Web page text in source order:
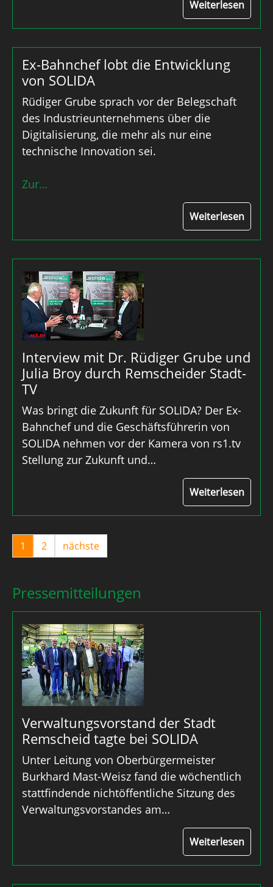
Weiterlesen
Ex-Bahnchef lobt die Entwicklung
von SOLIDA
Rüdiger Grube sprach vor der Belegschaft
des Industrieunternehmens über die
Digitalisierung, die mehr als nur eine
technische Innovation sei.
Zur…
Weiterlesen
Interview mit Dr. Rüdiger Grube und
Julia Broy durch Remscheider Stadt-
TV
Was bringt die Zukunft für SOLIDA? Der Ex-
Bahnchef und die Geschäftsführerin von
SOLIDA nehmen vor der Kamera von rs1.tv
Stellung zur Zukunft und…
Weiterlesen
1 2 nächste
Pressemitteilungen
Verwaltungsvorstand der Stadt
Remscheid tagte bei SOLIDA
Unter Leitung von Oberbürgermeister
Burkhard Mast-Weisz fand die wöchentlich
stattfindende nichtöffentliche Sitzung des
Verwaltungsvorstandes am…
Weiterlesen